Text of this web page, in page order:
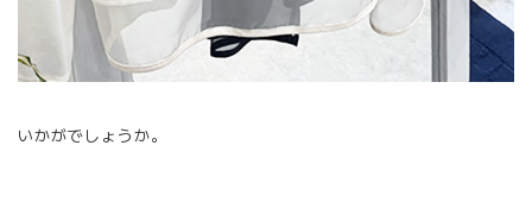
いかがでしょうか。